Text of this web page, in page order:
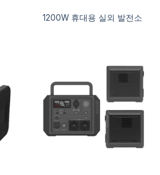
1200W 휴대용 실외 발전소